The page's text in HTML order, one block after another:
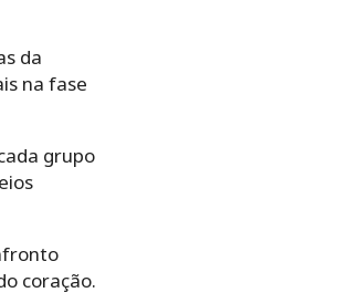
da
na fase
grupo
coração.